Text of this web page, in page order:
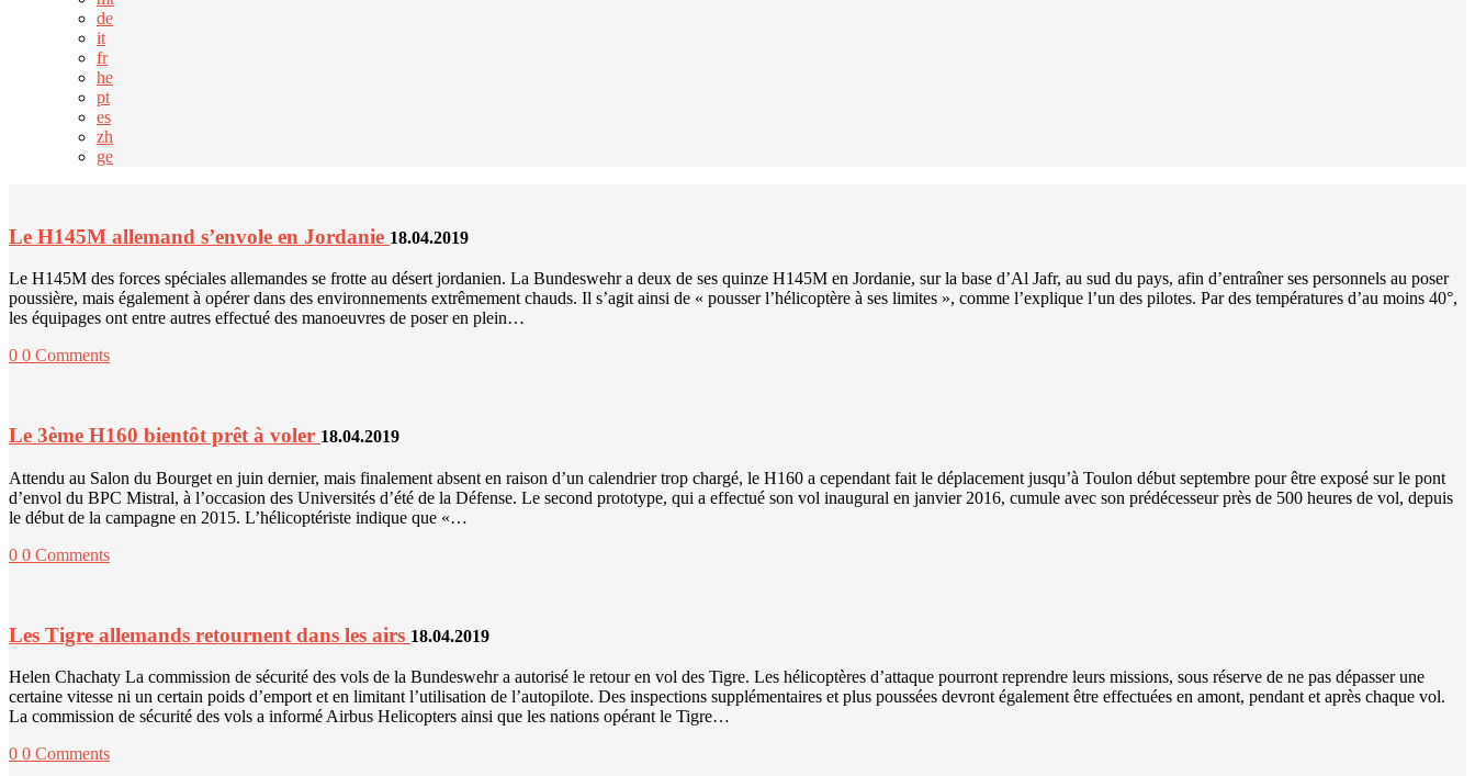
de
it
fr
he
pt
es
zh
ge
Le H145M allemand s’envole en Jordanie 18.04.2019
Le H145M des forces spéciales allemandes se frotte au désert jordanien. La Bundeswehr a deux de ses quinze H145M en Jordanie, sur la base d’Al Jafr, au sud du pays, afin d’entraîner ses personnels au poser
poussière, mais également à opérer dans des environnements extrêmement chauds. Il s’agit ainsi de « pousser l’hélicoptère à ses limites », comme l’explique l’un des pilotes. Par des températures d’au moins 40°,
les équipages ont entre autres effectué des manoeuvres de poser en plein…
0 0 Comments
Le 3ème H160 bientôt prêt à voler 18.04.2019
Attendu au Salon du Bourget en juin dernier, mais finalement absent en raison d’un calendrier trop chargé, le H160 a cependant fait le déplacement jusqu’à Toulon début septembre pour être exposé sur le pont
d’envol du BPC Mistral, à l’occasion des Universités d’été de la Défense. Le second prototype, qui a effectué son vol inaugural en janvier 2016, cumule avec son prédécesseur près de 500 heures de vol, depuis
le début de la campagne en 2015. L’hélicoptériste indique que «…
0 0 Comments
Les Tigre allemands retournent dans les airs 18.04.2019
Helen Chachaty La commission de sécurité des vols de la Bundeswehr a autorisé le retour en vol des Tigre. Les hélicoptères d’attaque pourront reprendre leurs missions, sous réserve de ne pas dépasser une
certaine vitesse ni un certain poids d’emport et en limitant l’utilisation de l’autopilote. Des inspections supplémentaires et plus poussées devront également être effectuées en amont, pendant et après chaque vol.
La commission de sécurité des vols a informé Airbus Helicopters ainsi que les nations opérant le Tigre…
0 0 Comments